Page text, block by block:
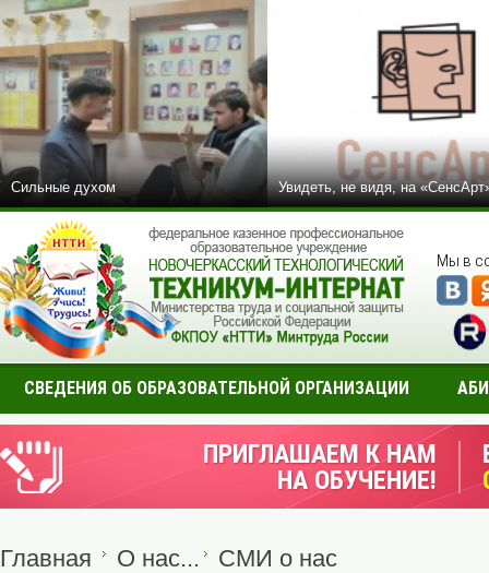
Сильные духом Увидеть, не видя, на
Мы в
СВЕДЕНИЯ ОБ ОБРАЗОВАТЕЛЬНОЙ ОРГАНИЗАЦИИ
ПРИГЛАШАЕМ К НАМ
НА ОБУЧЕНИЕ!
Главная О нас... СМИ о нас